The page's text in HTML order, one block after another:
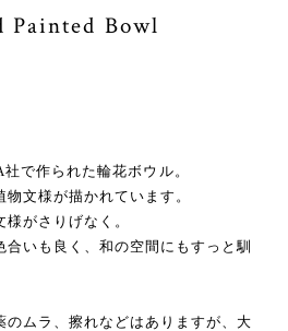
Bowl
で作られた輪花ボウル。
文様が描かれています。
がさりげなく。
いも良く、和の空間にもすっと馴
のムラ、擦れなどはありますが、大